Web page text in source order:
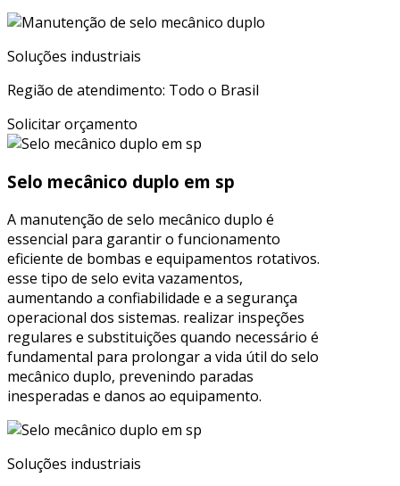
Soluções industriais
Região de atendimento: Todo o Brasil
Solicitar orçamento
Selo mecânico duplo em sp
A manutenção de selo mecânico duplo é
essencial para garantir o funcionamento
eficiente de bombas e equipamentos rotativos.
esse tipo de selo evita vazamentos,
aumentando a confiabilidade e a segurança
operacional dos sistemas. realizar inspeções
regulares e substituições quando necessário é
fundamental para prolongar a vida útil do selo
mecânico duplo, prevenindo paradas
inesperadas e danos ao equipamento.
Soluções industriais